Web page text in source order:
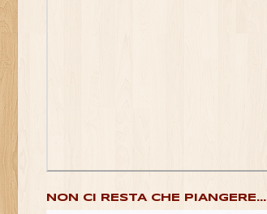
NON CI RESTA CHE PIANGERE...